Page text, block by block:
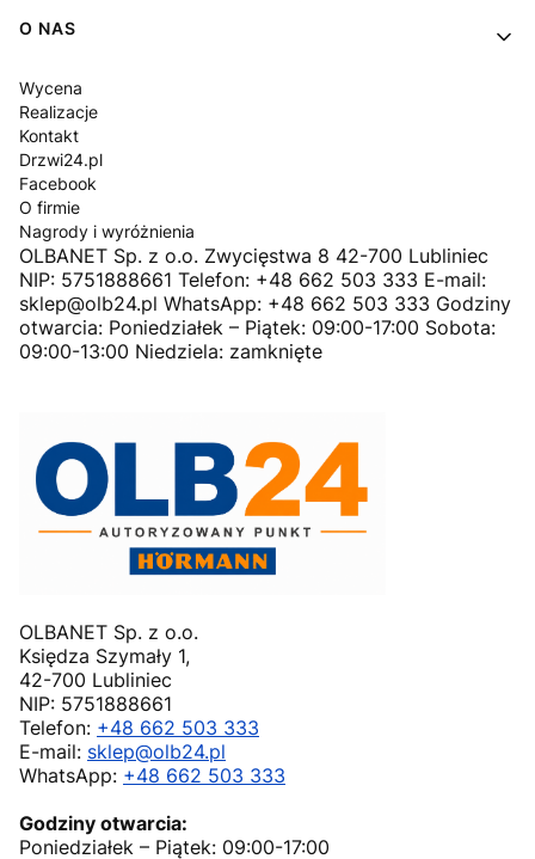
O NAS
Wycena
Realizacje
Kontakt
Drzwi24.pl
Facebook
O firmie
Nagrody i wyróżnienia
OLBANET Sp. z o.o. Zwycięstwa 8 42-700 Lubliniec
NIP: 5751888661 Telefon: +48 662 503 333 E-mail:
sklep@olb24.pl WhatsApp: +48 662 503 333 Godziny
otwarcia: Poniedziałek – Piątek: 09:00-17:00 Sobota:
09:00-13:00 Niedziela: zamknięte
OLBANET Sp. z o.o.
Księdza Szymały 1,
42-700 Lubliniec
NIP: 5751888661
Telefon: +48 662 503 333
E-mail: sklep@olb24.pl
WhatsApp: +48 662 503 333
Godziny otwarcia:
Poniedziałek – Piątek: 09:00-17:00